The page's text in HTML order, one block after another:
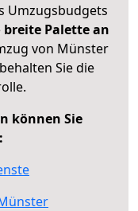
Umzugsbudgets
breite Palette an
von Münster
Sie die
können Sie